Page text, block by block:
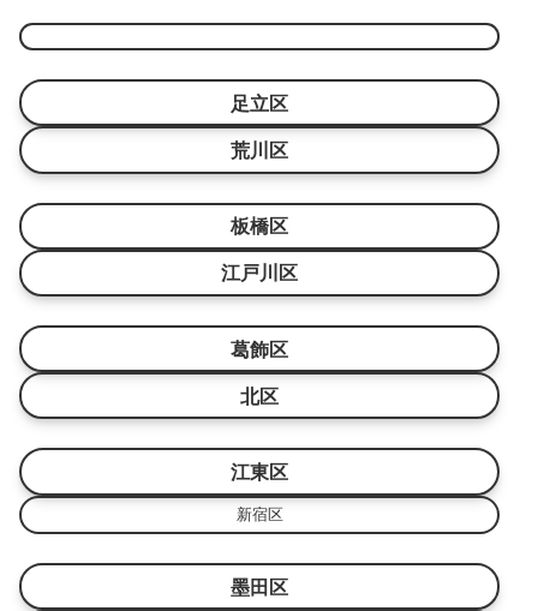
足立区
荒川区
板橋区
江戸川区
葛飾区
北区
江東区
新宿区
墨田区